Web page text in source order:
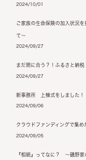
2024/10/01
ご家族の生命保険の加入状況
て～
2024/09/27
まだ間に合う？！ふるさと納税
2024/09/27
新事務所 上棟式をしました！
2024/09/06
クラウドファンディングで集め
2024/09/05
『相続』ってなに？ ～磯野家